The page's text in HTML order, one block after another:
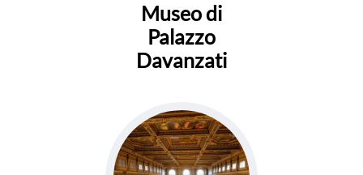
Museo di
Palazzo
Davanzati